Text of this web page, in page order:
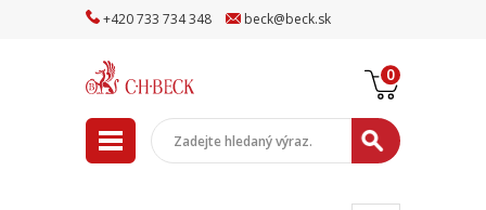
+420733 734348 beck@beck.sk
0